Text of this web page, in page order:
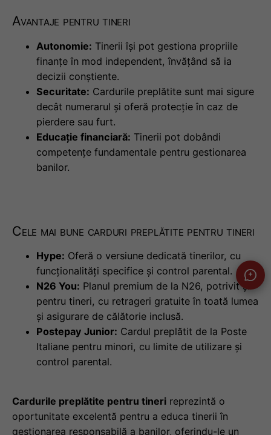
Avantaje pentru tineri
Autonomie: Tinerii își pot gestiona propriile
finanțe în mod independent, învățând să ia
decizii conștiente.
Securitate: Cardurile preplătite sunt mai sigure
decât numerarul și oferă protecție în caz de
pierdere sau furt.
Educație financiară: Tinerii pot dobândi
competențe fundamentale pentru gestionarea
banilor.
Cele mai bune carduri preplătite pentru tineri
Hype: Oferă o versiune dedicată tinerilor, cu
funcționalități specifice și control parental.
N26 You: Planul premium de la N26, potrivit și
pentru tineri, cu retrageri gratuite în toată lumea
și asigurare de călătorie inclusă.
Postepay Junior: Cardul preplătit de la Poste
Italiane pentru minori, cu limite de utilizare și
control parental.
Cardurile preplătite pentru tineri reprezintă o
oportunitate excelentă pentru a educa tinerii în
gestionarea responsabilă a banilor, oferindu-le un